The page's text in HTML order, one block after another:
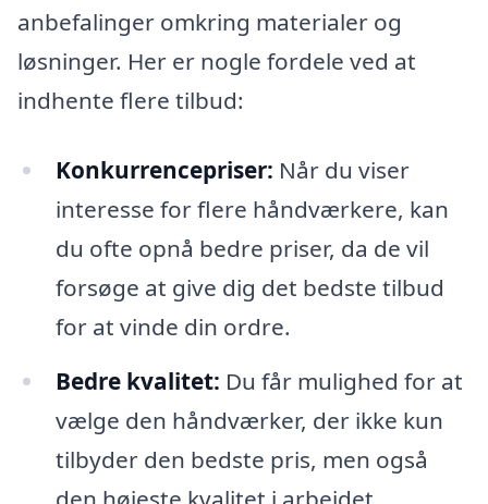
anbefalinger omkring materialer og
løsninger. Her er nogle fordele ved at
indhente flere tilbud:
Konkurrencepriser: Når du viser
interesse for flere håndværkere, kan
du ofte opnå bedre priser, da de vil
forsøge at give dig det bedste tilbud
for at vinde din ordre.
Bedre kvalitet: Du får mulighed for at
vælge den håndværker, der ikke kun
tilbyder den bedste pris, men også